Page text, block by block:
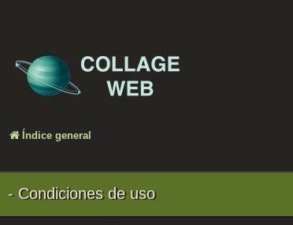
Índice general
- Condiciones de uso